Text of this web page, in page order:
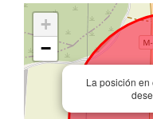
La posición
+
−